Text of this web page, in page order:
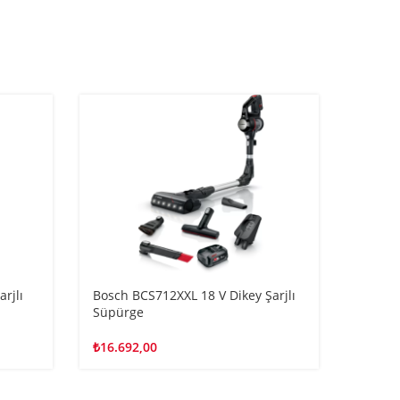
Bosch BCS712XXL 18 V Dikey Şarjlı
Süpürge
₺16.692,00